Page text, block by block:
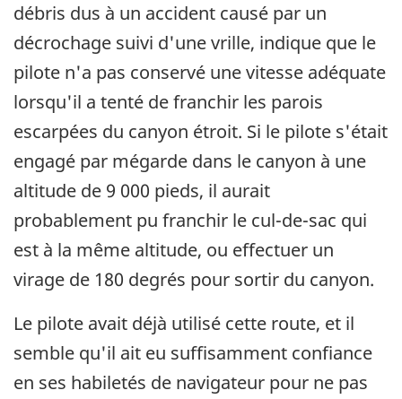
débris dus à un accident causé par un
décrochage suivi d'une vrille, indique que le
pilote n'a pas conservé une vitesse adéquate
lorsqu'il a tenté de franchir les parois
escarpées du canyon étroit. Si le pilote s'était
engagé par mégarde dans le canyon à une
altitude de 9 000 pieds, il aurait
probablement pu franchir le cul-de-sac qui
est à la même altitude, ou effectuer un
virage de 180 degrés pour sortir du canyon.
Le pilote avait déjà utilisé cette route, et il
semble qu'il ait eu suffisamment confiance
en ses habiletés de navigateur pour ne pas